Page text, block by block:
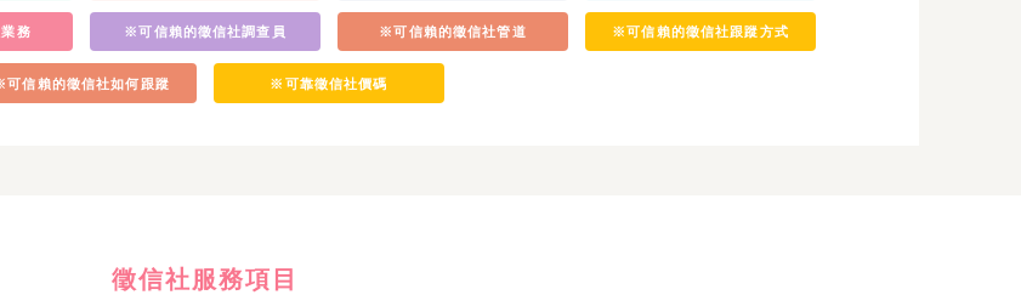
務 ※可信賴的徵信社調查員 ※可信賴的徵信社管道 ※可信賴的徵信社跟蹤方式
可信賴的徵信社如何跟蹤 ※可靠徵信社價碼
徵信社服務項目